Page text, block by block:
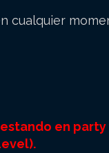
cualquier
en